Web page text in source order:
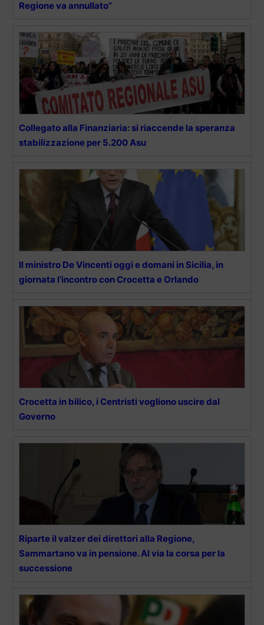
Regione va annullato”
Collegato alla Finanziaria: si riaccende la speranza
stabilizzazione per 5.200 Asu
Il ministro De Vincenti oggi e domani in Sicilia, in
giornata l’incontro con Crocetta e Orlando
Crocetta in bilico, i Centristi vogliono uscire dal
Governo
Riparte il valzer dei direttori alla Regione,
Sammartano va in pensione. Al via la corsa per la
successione